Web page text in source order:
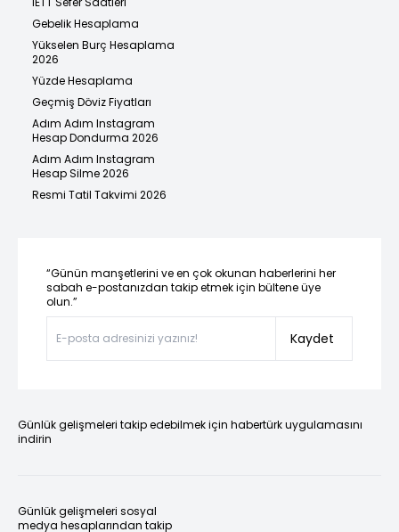
Gebelik Hesaplama
Yükselen Burç Hesaplama
2026
Yüzde Hesaplama
Geçmiş Döviz Fiyatları
Adım Adım Instagram
Hesap Dondurma 2026
Adım Adım Instagram
Hesap Silme 2026
Resmi Tatil Takvimi 2026
“Günün manşetlerini ve en çok okunan haberlerini her
sabah e-postanızdan takip etmek için bültene üye
olun.”
Kaydet
Günlük gelişmeleri takip edebilmek için habertürk uygulamasını
indirin
Günlük gelişmeleri sosyal
medya hesaplarından takip